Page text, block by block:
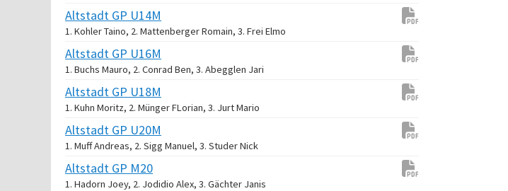
Altstadt GP U14M
1. Kohler Taino, 2. Mattenberger Romain, 3. Frei Elmo
Altstadt GP U16M
1. Buchs Mauro, 2. Conrad Ben, 3. Abegglen Jari
Altstadt GP U18M
1. Kuhn Moritz, 2. Münger FLorian, 3. Jurt Mario
Altstadt GP U20M
1. Muff Andreas, 2. Sigg Manuel, 3. Studer Nick
Altstadt GP M20
1. Hadorn Joey, 2. Jodidio Alex, 3. Gächter Janis